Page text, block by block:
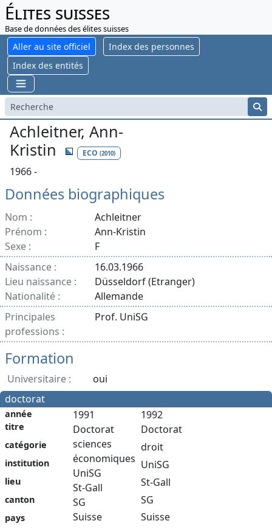
Élites suisses
Base de données des élites suisses
Aller au site officiel
Index des personnes
Index des entités
Achleitner, Ann-
Kristin
ECO (2010)
1966 -
Données biographiques
Nom :
Achleitner
Prénom :
Ann-Kristin
Sexe :
F
Naissance :
16.03.1966
Lieu naissance :
Düsseldorf (Etranger)
Nationalité :
Allemande
Principales
professions :
Prof. UniSG
Formation
Universitaire :
oui
doctorat
année
titre
catégorie
institution
lieu
canton
pays
1991
Doctorat
sciences
économiques
UniSG
St-Gall
SG
Suisse
1992
Doctorat
droit
UniSG
St-Gall
SG
Suisse